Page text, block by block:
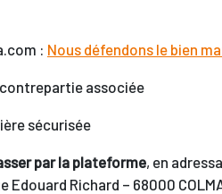
: Nous défendons le bien
associée
sécurisée
par la plateforme, en
Edouard Richard – 68000